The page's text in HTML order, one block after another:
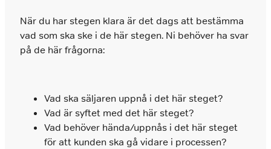
När du har stegen klara är det dags att bestämma
vad som ska ske i de här stegen. Ni behöver ha svar
på de här frågorna:
Vad ska säljaren uppnå i det här steget?
Vad är syftet med det här steget?
Vad behöver hända/uppnås i det här steget
för att kunden ska gå vidare i processen?